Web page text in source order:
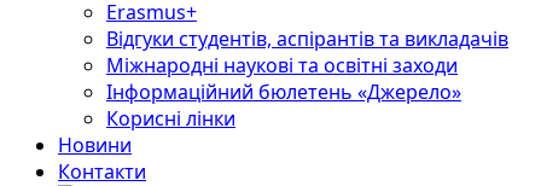
Erasmus+
Відгуки студентів, аспірантів та викладачів
Міжнародні наукові та освітні заходи
Інформаційний бюлетень «Джерело»
Корисні лінки
Новини
Контакти